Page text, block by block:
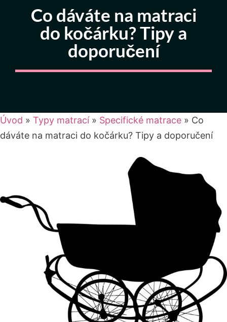
Co dáváte na matraci
do kočárku? Tipy a
doporučení
Úvod » Typy matrací» Specifické matrace » Co
dáváte na matraci do kočárku? Tipy a doporučení